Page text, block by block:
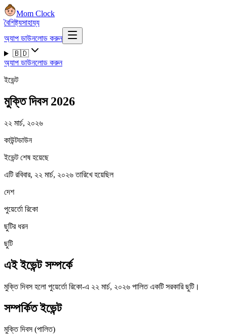
Mom Clock
বৈশিষ্ট্যসাহায্য
অ্যাপ ডাউনলোড করুন
🇧🇩
অ্যাপ ডাউনলোড করুন
ইভেন্ট
মুক্তি দিবস 2026
২২ মার্চ, ২০২৬
কাউন্টডাউন
ইভেন্ট শেষ হয়েছে
এটি রবিবার, ২২ মার্চ, ২০২৬ তারিখে হয়েছিল
দেশ
পুয়ের্তো রিকো
ছুটির ধরন
ছুটি
এই ইভেন্ট সম্পর্কে
মুক্তি দিবস হলো পুয়ের্তো রিকো-এ ২২ মার্চ, ২০২৬ পালিত একটি সরকারি ছুটি।
সম্পর্কিত ইভেন্ট
মুক্তি দিবস (পালিত)